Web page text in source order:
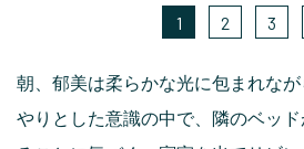
1 2 3
朝、郁美は柔らかな光に包まれな
やりとした意識の中で、隣のベッ